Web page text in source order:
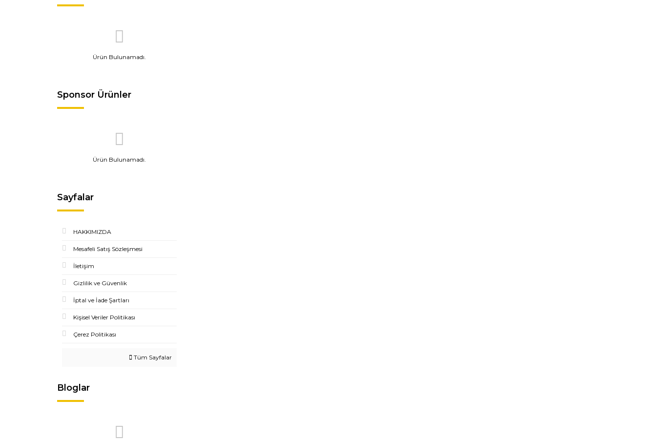
Ürün Bulunamadı.
Sponsor Ürünler
Ürün Bulunamadı.
Sayfalar
HAKKIMIZDA
Mesafeli Satış Sözleşmesi
İletişim
Gizlilik ve Güvenlik
İptal ve İade Şartları
Kişisel Veriler Politikası
Çerez Politikası
Tüm Sayfalar
Bloglar